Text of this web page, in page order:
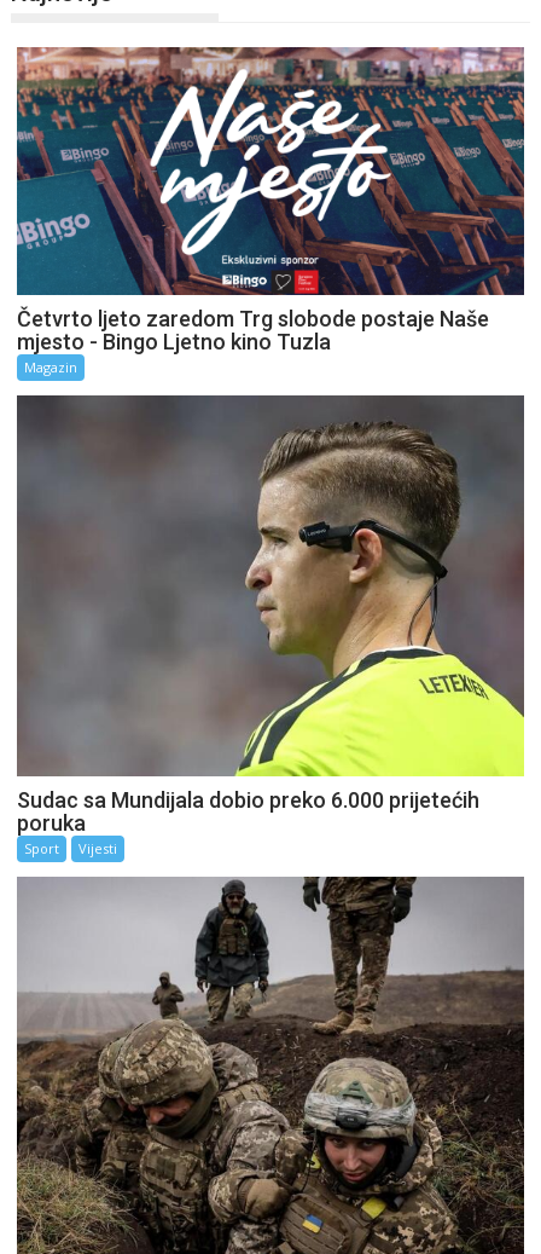
Četvrto ljeto zaredom Trg slobode postaje Naše
mjesto - Bingo Ljetno kino Tuzla
Magazin
Sudac sa Mundijala dobio preko 6.000 prijetećih
poruka
Sport Vijesti